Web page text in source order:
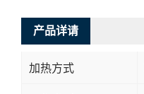
产品详请
加热方式